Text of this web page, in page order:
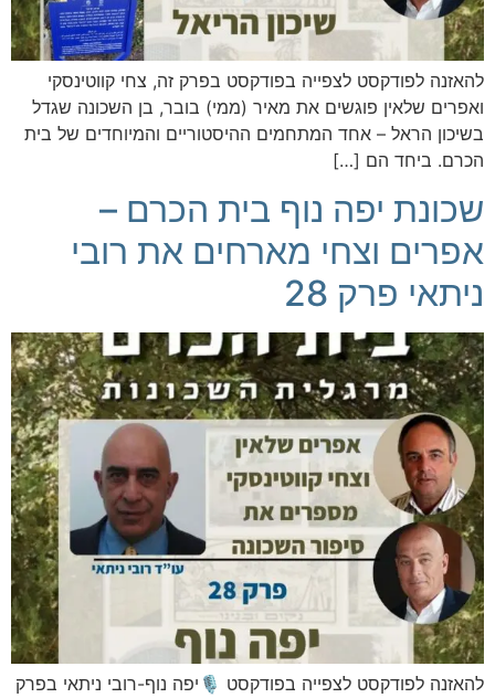
להאזנה לפודקסט לצפייה בפודקסט בפרק זה, צחי קווטינסקי
ואפרים שלאין פוגשים את מאיר (ממי) בובר, בן השכונה שגדל
בשיכון הראל – אחד המתחמים ההיסטוריים והמיוחדים של בית
הכרם. ביחד הם […]
שכונת יפה נוף בית הכרם –
אפרים וצחי מארחים את רובי
ניתאי פרק 28
להאזנה לפודקסט לצפייה בפודקסט 🎙️יפה נוף-רובי ניתאי בפרק